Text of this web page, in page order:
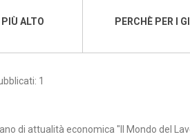
ALTO
PERCHÈ PER I
1
di attualità economica "Il Mondo del